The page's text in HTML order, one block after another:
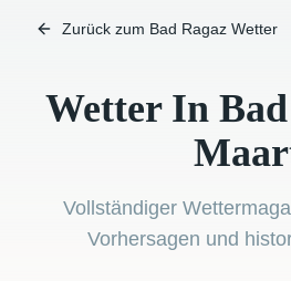
Zurück zum Bad Ragaz Wetter
Wetter In
Vollständiger
Vorhersagen und